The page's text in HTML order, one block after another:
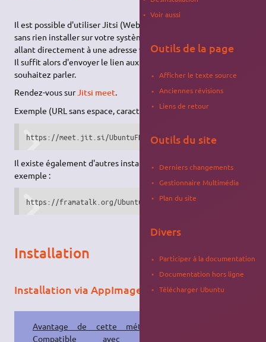
Il est possible d'utiliser Jitsi (WebRTC), en toute simplicité
sans rien installer sur votre système et sans inscription, en
allant directement à une adresse web depuis votre navigateur.
Il suffit alors d'envoyer le lien aux contacts avec qui vous
souhaitez parler.
Rendez-vous surJitsi meet.
Exemple (URL sans espace, caractère spécial et trait d’union) :
https://meet.jit.si/UbuntuFR
Il existe également d'autres instances possibles (liste
),
exemple :
https://framatalk.org/UbuntuFR
Installation
Installation via AppImage
Avantage de cette méthode
Compatible avec toutes
Voir aussi
Outils de la page
Afficher le texte source
Anciennes révisions
Liens de retour
Outils du site
Derniers changements
Gestionnaire Multimédia
Plan du site
Divers
Participer à la documentation
Documentation hors ligne
Télécharger Ubuntu